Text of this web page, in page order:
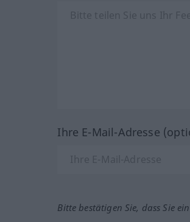
Ihre E-Mail-Adresse
Bitte bestätigen Sie, dass Sie